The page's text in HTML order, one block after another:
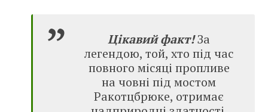
Цікавий факт!За
легендою, той, хто під час
повного місяці пропливе
на човні під мостом
Ракотцбрюке, отримає